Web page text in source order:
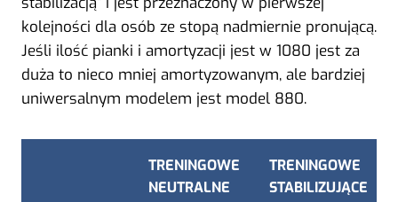
kolejności dla osób ze stopą nadmiernie pronującą.
Jeśli ilość pianki i amortyzacji jest w 1080 jest za
duża to nieco mniej amortyzowanym, ale bardziej
uniwersalnym modelem jest model 880.
TRENINGOWE
NEUTRALNE
TRENINGOWE
STABILIZUJĄCE